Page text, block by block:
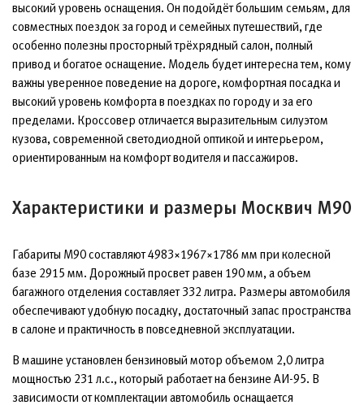
высокий уровень оснащения. Он подойдёт большим семьям, для
совместных поездок за город и семейных путешествий, где
особенно полезны просторный трёхрядный салон, полный
привод и богатое оснащение. Модель будет интересна тем, кому
важны уверенное поведение на дороге, комфортная посадка и
высокий уровень комфорта в поездках по городу и за его
пределами. Кроссовер отличается выразительным силуэтом
кузова, современной светодиодной оптикой и интерьером,
ориентированным на комфорт водителя и пассажиров.
Характеристики и размеры Москвич М90
Габариты М90 составляют 4983×1967×1786 мм при колесной
базе 2915 мм. Дорожный просвет равен 190 мм, а объем
багажного отделения составляет 332 литра. Размеры автомобиля
обеспечивают удобную посадку, достаточный запас пространства
в салоне и практичность в повседневной эксплуатации.
В машине установлен бензиновый мотор объемом 2,0 литра
мощностью 231 л.с., который работает на бензине АИ-95. В
зависимости от комплектации автомобиль оснащается